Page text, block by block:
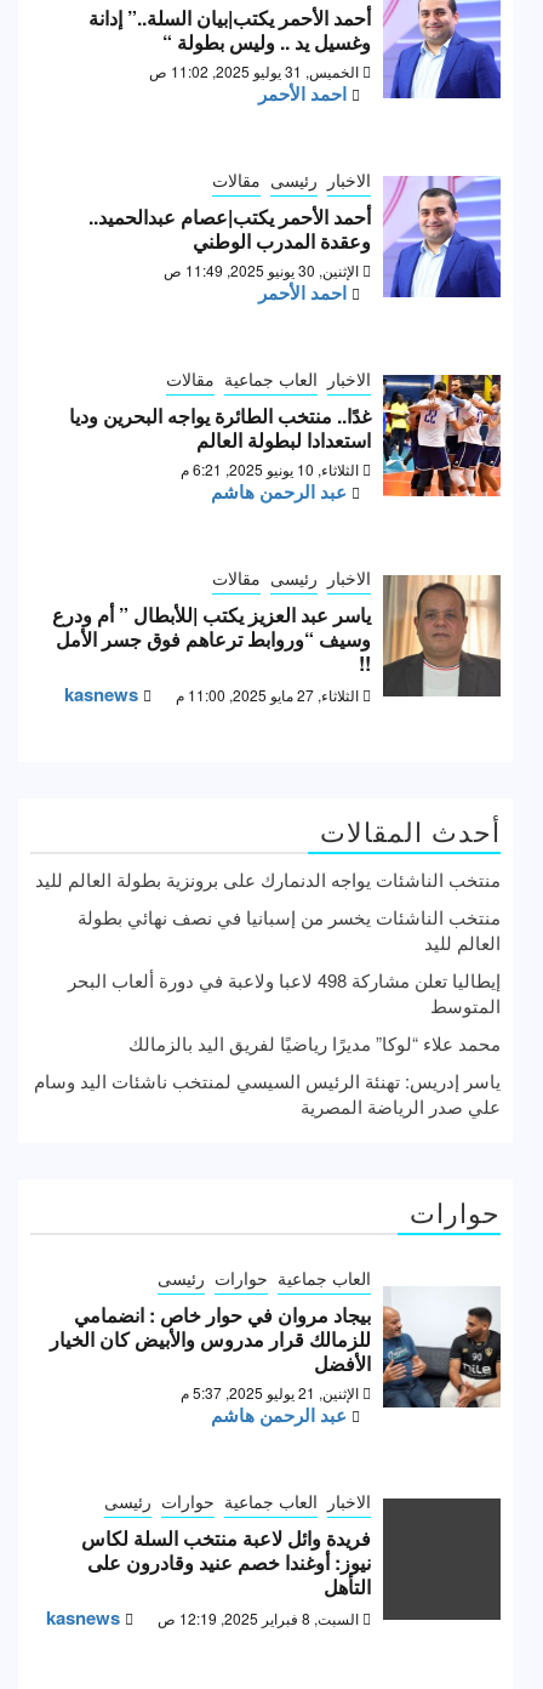
أحمد الأحمر يكتب|بيان السلة..” إدانة
وغسيل يد .. وليس بطولة “
الخميس, 31 يوليو 2025, 11:02 ص
احمد الأحمر
الاخبار رئيسى مقالات
أحمد الأحمر يكتب|عصام عبدالحميد..
وعقدة المدرب الوطني
الإثنين, 30 يونيو 2025, 11:49 ص
احمد الأحمر
الاخبار العاب جماعية مقالات
غدًا.. منتخب الطائرة يواجه البحرين وديا
استعدادا لبطولة العالم
الثلاثاء, 10 يونيو 2025, 6:21 م
عبد الرحمن هاشم
الاخبار رئيسى مقالات
ياسر عبد العزيز يكتب |للأبطال ” أم ودرع
وسيف “وروابط ترعاهم فوق جسر الأمل
!!
الثلاثاء, 27 مايو 2025, 11:00 م kasnews
أحدث المقالات
منتخب الناشئات يواجه الدنمارك على برونزية بطولة العالم لليد
منتخب الناشئات يخسر من إسبانيا في نصف نهائي بطولة
العالم لليد
إيطاليا تعلن مشاركة 498 لاعبا ولاعبة في دورة ألعاب البحر
المتوسط
محمد علاء “لوكا” مديرًا رياضيًا لفريق اليد بالزمالك
ياسر إدريس: تهنئة الرئيس السيسي لمنتخب ناشئات اليد وسام
علي صدر الرياضة المصرية
حوارات
العاب جماعية حوارات رئيسى
بيجاد مروان في حوار خاص : انضمامي
للزمالك قرار مدروس والأبيض كان الخيار
الأفضل
الإثنين, 21 يوليو 2025, 5:37 م
عبد الرحمن هاشم
الاخبار العاب جماعية حوارات رئيسى
فريدة وائل لاعبة منتخب السلة لكاس
نيوز: أوغندا خصم عنيد وقادرون على
التأهل
السبت, 8 فبراير 2025, 12:19 ص kasnews